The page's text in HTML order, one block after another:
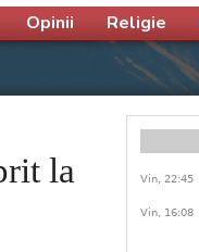
la
Opinii Religie
Vin, 22:45
Vin, 16:08